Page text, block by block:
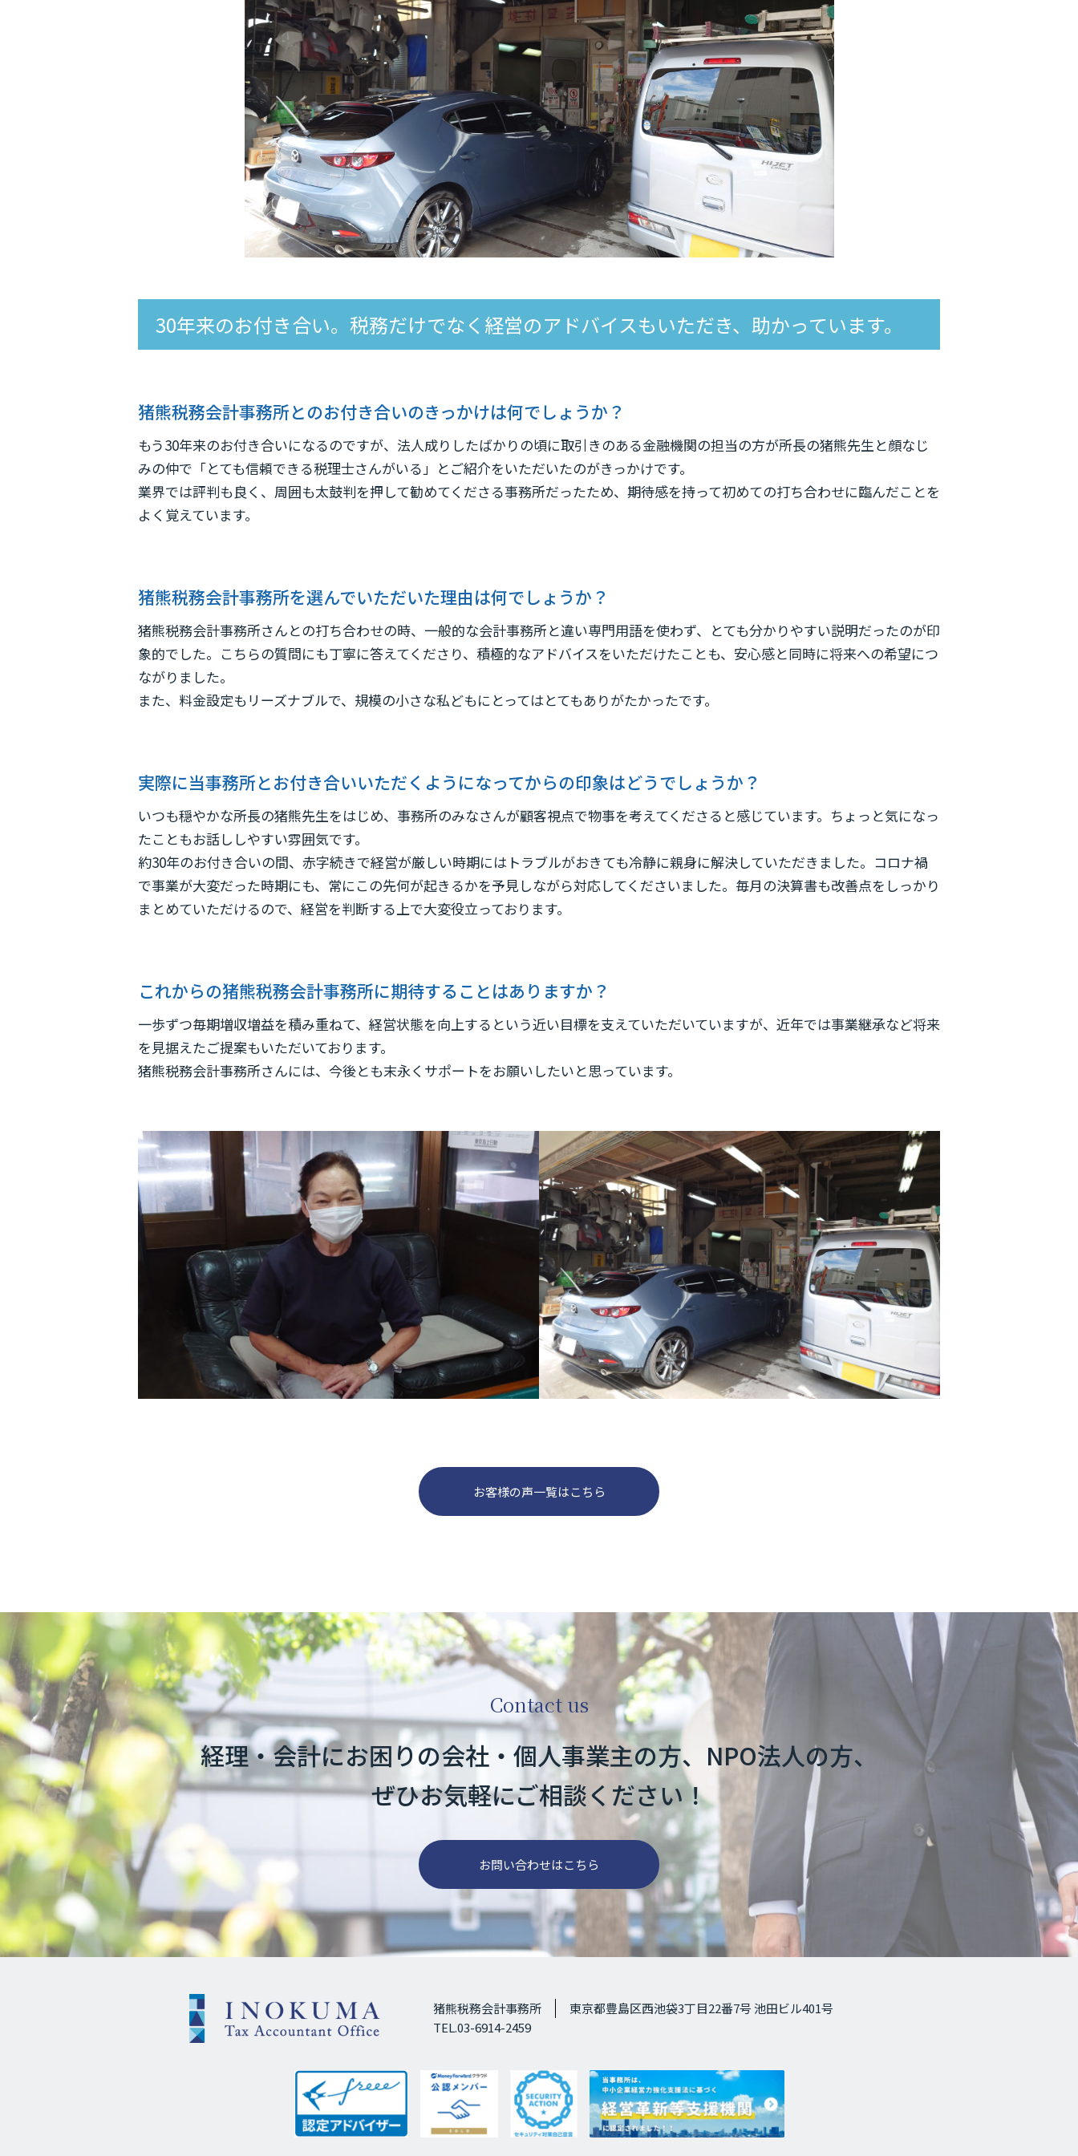
30年来のお付き合い。税務だけでなく経営のアドバイスもいただき、助かっています。
猪熊税務会計事務所とのお付き合いのきっかけは何でしょうか？
もう30年来のお付き合いになるのですが、法人成りしたばかりの頃に取引きのある金融機関の担当の方が所長の猪熊先生と顔なじ
みの仲で「とても信頼できる税理士さんがいる」とご紹介をいただいたのがきっかけです。
業界では評判も良く、周囲も太鼓判を押して勧めてくださる事務所だったため、期待感を持って初めての打ち合わせに臨んだことを
よく覚えています。
猪熊税務会計事務所を選んでいただいた理由は何でしょうか？
猪熊税務会計事務所さんとの打ち合わせの時、一般的な会計事務所と違い専門用語を使わず、とても分かりやすい説明だったのが印
象的でした。こちらの質問にも丁寧に答えてくださり、積極的なアドバイスをいただけたことも、安心感と同時に将来への希望につ
ながりました。
また、料金設定もリーズナブルで、規模の小さな私どもにとってはとてもありがたかったです。
実際に当事務所とお付き合いいただくようになってからの印象はどうでしょうか？
いつも穏やかな所長の猪熊先生をはじめ、事務所のみなさんが顧客視点で物事を考えてくださると感じています。ちょっと気になっ
たこともお話ししやすい雰囲気です。
約30年のお付き合いの間、赤字続きで経営が厳しい時期にはトラブルがおきても冷静に親身に解決していただきました。コロナ禍
で事業が大変だった時期にも、常にこの先何が起きるかを予見しながら対応してくださいました。毎月の決算書も改善点をしっかり
まとめていただけるので、経営を判断する上で大変役立っております。
これからの猪熊税務会計事務所に期待することはありますか？
一歩ずつ毎期増収増益を積み重ねて、経営状態を向上するという近い目標を支えていただいていますが、近年では事業継承など将来
を見据えたご提案もいただいております。
猪熊税務会計事務所さんには、今後とも末永くサポートをお願いしたいと思っています。
お客様の声一覧はこちら
Contact us
経理・会計にお困りの会社・個人事業主の方、 NPO法人の方、
ぜひお気軽にご相談ください！
お問い合わせはこちら
猪熊税務会計事務所
東京都豊島区西池袋3丁目22番7号 池田ビル401号
TEL.03-6914-2459